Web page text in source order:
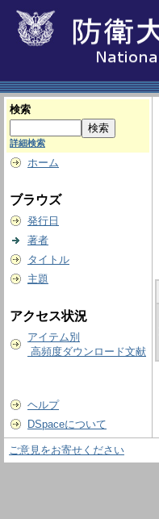
検索
詳細検索
ホーム
ブラウズ
発行日
著者
タイトル
主題
アクセス状況
アイテム別
高頻度ダウンロード文献
ヘルプ
DSpaceについて
ご意見をお寄せください